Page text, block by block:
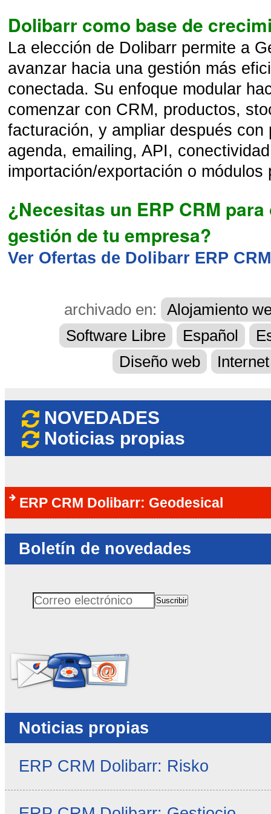
Dolibarr como base de
La elección de Dolibarr permite a
avanzar hacia una gestión más
conectada. Su enfoque modular
comenzar con CRM, productos,
facturación, y ampliar después con
agenda, emailing, API,
importación/exportación o módulos
¿Necesitas un ERP CRM
gestión de tu empresa?
Ver Ofertas de Dolibarr ERP CRM
archivado en:
Alojamiento
Software Libre
Español
Diseño web
Internet
NOVEDADES
Noticias propias
ERP CRM Dolibarr: Geodesical
Boletín de novedades
Correo electrónicoSuscribir
Noticias propias
ERP CRM Dolibarr: Risko